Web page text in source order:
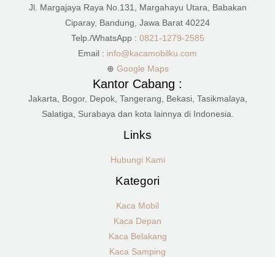
Jl. Margajaya Raya No.131, Margahayu Utara, Babakan
Ciparay, Bandung, Jawa Barat 40224
Telp./WhatsApp : 0821-1279-2585
Email : info@kacamobilku.com
⊕ Google Maps
Kantor Cabang :
Jakarta, Bogor, Depok, Tangerang, Bekasi, Tasikmalaya,
Salatiga, Surabaya dan kota lainnya di Indonesia.
Links
Hubungi Kami
Kategori
Kaca Mobil
Kaca Depan
Kaca Belakang
Kaca Samping